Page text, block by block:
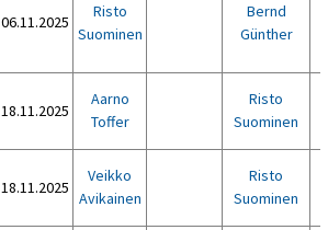
06.11.2025
Risto
Suominen
Bernd
Günther
18.11.2025
Aarno
Toffer
Risto
Suominen
18.11.2025
Veikko
Avikainen
Risto
Suominen